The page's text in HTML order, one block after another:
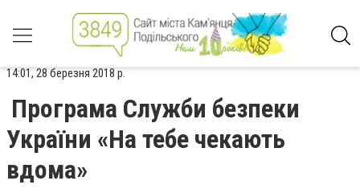
14:01, 28 березня 2018 р.
Програма Служби безпеки
України «На тебе чекають
вдома»